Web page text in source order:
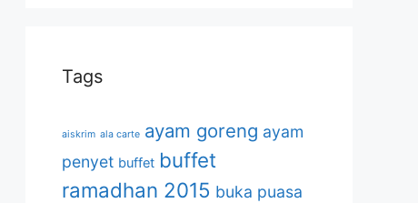
Tags
aiskrim ala carte ayam goreng ayam
penyet buffet buffet
ramadhan 2015 buka puasa